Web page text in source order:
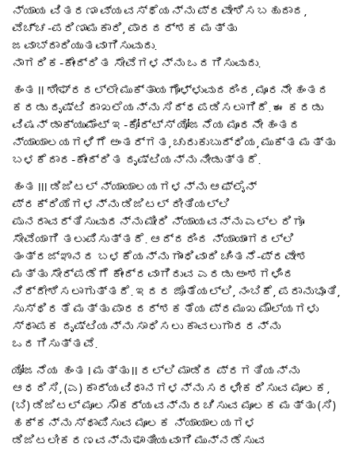
ನ್ಯಾಯ ವಿತರಣಾ ವ್ಯವಸ್ಥೆಯನ್ನು ಪ್ರವೇಶಿಸಬಹುದಾದ,
ವೆಚ್ಚ-ಪರಿಣಾಮಕಾರಿ, ಪಾರದರ್ಶಕ ಮತ್ತು
ಜವಾಬ್ದಾರಿಯುತವಾಗಿಸುವುದು.
ನಾಗರಿಕ-ಕೇಂದ್ರಿತ ಸೇವೆಗಳನ್ನು ಒದಗಿಸುವುದು.
ಹಂತ II ಶೀಘ್ರದಲ್ಲೇ ಮುಕ್ತಾಯಗೊಳ್ಳುವುದರಿಂದ, ಮೂರನೇ ಹಂತದ
ಕರಡು ದೃಷ್ಟಿ ದಾಖಲೆಯನ್ನು ಸಿದ್ಧಪಡಿಸಲಾಗಿದೆ. ಈ ಕರಡು
ವಿಷನ್ ಡಾಕ್ಯುಮೆಂಟ್ ಇ-ಕೋರ್ಟ್ಸ್ ಯೋಜನೆಯ ಮೂರನೇ ಹಂತದ
ನ್ಯಾಯಾಲಯಗಳಿಗೆ ಅಂತರ್ಗತ, ಚುರುಕುಬುದ್ಧಿಯ, ಮುಕ್ತ ಮತ್ತು
ಬಳಕೆದಾರ-ಕೇಂದ್ರಿತ ದೃಷ್ಟಿಯನ್ನು ನೀಡುತ್ತದೆ.
ಹಂತ III ಡಿಜಿಟಲ್ ನ್ಯಾಯಾಲಯಗಳನ್ನು ಆಫ್‌ಲೈನ್
ಪ್ರಕ್ರಿಯೆಗಳನ್ನು ಡಿಜಿಟಲ್ ರೀತಿಯಲ್ಲಿ
ಪುನರಾವರ್ತಿಸುವುದನ್ನು ಮೀರಿ ನ್ಯಾಯವನ್ನು ಎಲ್ಲರಿಗೂ
ಸೇವೆಯಾಗಿ ತಲುಪಿಸುತ್ತದೆ. ಆದ್ದರಿಂದ ನ್ಯಾಯಾಂಗದಲ್ಲಿ
ತಂತ್ರಜ್ಞಾನದ ಬಳಕೆಯನ್ನು ಗಾಂಧಿವಾದಿ ಚಿಂತನೆ-ಪ್ರವೇಶ
ಮತ್ತು ಸೇರ್ಪಡೆಗೆ ಕೇಂದ್ರವಾಗಿರುವ ಎರಡು ಅಂಶಗಳಿಂದ
ನಿರ್ದೇಶಿಸಲಾಗುತ್ತದೆ. ಇದರ ಜೊತೆಯಲ್ಲಿ, ನಂಬಿಕೆ, ಪರಾನುಭೂತಿ,
ಸುಸ್ಥಿರತೆ ಮತ್ತು ಪಾರದರ್ಶಕತೆಯ ಪ್ರಮುಖ ಮೌಲ್ಯಗಳು
ಸ್ಥಾಪಕ ದೃಷ್ಟಿಯನ್ನು ಸಾಧಿಸಲು ಕಾವಲುಗಾರರನ್ನು
ಒದಗಿಸುತ್ತವೆ.
ಯೋಜನೆಯ ಹಂತ I ಮತ್ತು II ರಲ್ಲಿ ಮಾಡಿದ ಪ್ರಗತಿಯನ್ನು
ಆಧರಿಸಿ, (ಎ) ಕಾರ್ಯವಿಧಾನಗಳನ್ನು ಸರಳೀಕರಿಸುವ ಮೂಲಕ,
(ಬಿ) ಡಿಜಿಟಲ್ ಮೂಲಸೌಕರ್ಯವನ್ನು ರಚಿಸುವ ಮೂಲಕ ಮತ್ತು (ಸಿ)
ಹಕ್ಕನ್ನು ಸ್ಥಾಪಿಸುವ ಮೂಲಕ ನ್ಯಾಯಾಲಯಗಳ
ಡಿಜಿಟಲೀಕರಣವನ್ನು ಘಾತೀಯವಾಗಿ ಮುನ್ನಡೆಸುವ